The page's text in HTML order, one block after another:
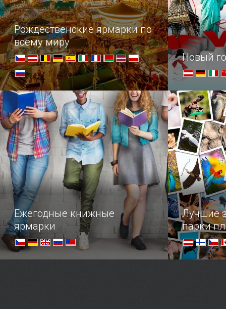
Рождественские ярмарки по
всему миру
В преддверии праздников,
насладитесь нашей подборкой
самых нарядных ярмарок.
Новый
Рождества
Ежегодные книжные
ярмарки
Лучшие
парки